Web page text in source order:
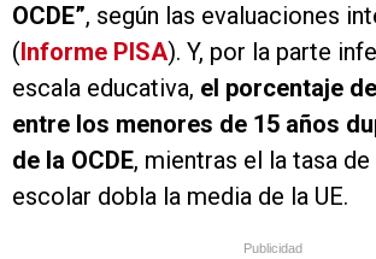
OCDE”, según las evaluaciones
(Informe PISA). Y, por la parte
escala educativa, el porcentaje
entre los menores de 15 años
de la OCDE, mientras el la tasa de
escolar dobla la media de la UE.
Publicidad